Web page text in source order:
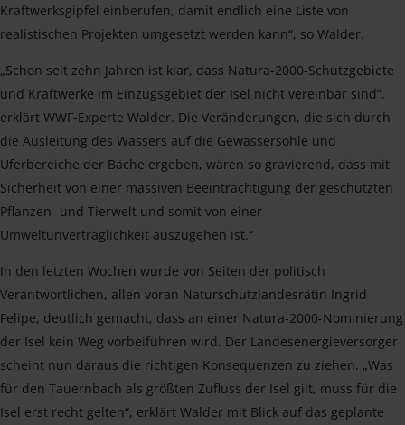
Kraftwerksgipfel einberufen, damit endlich eine Liste von
realistischen Projekten umgesetzt werden kann“, so Walder.
„Schon seit zehn Jahren ist klar, dass Natura-2000-Schutzgebiete
und Kraftwerke im Einzugsgebiet der Isel nicht vereinbar sind“,
erklärt WWF-Experte Walder. Die Veränderungen, die sich durch
die Ausleitung des Wassers auf die Gewässersohle und
Uferbereiche der Bäche ergeben, wären so gravierend, dass mit
Sicherheit von einer massiven Beeinträchtigung der geschützten
Pflanzen- und Tierwelt und somit von einer
Umweltunverträglichkeit auszugehen ist.“
In den letzten Wochen wurde von Seiten der politisch
Verantwortlichen, allen voran Naturschutzlandesrätin Ingrid
Felipe, deutlich gemacht, dass an einer Natura-2000-Nominierung
der Isel kein Weg vorbeiführen wird. Der Landesenergieversorger
scheint nun daraus die richtigen Konsequenzen zu ziehen. „Was
für den Tauernbach als größten Zufluss der Isel gilt, muss für die
Isel erst recht gelten“, erklärt Walder mit Blick auf das geplante